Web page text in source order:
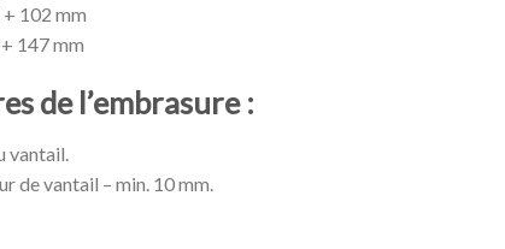
102 mm
147 mm
de l’embrasure :
vantail.
de vantail – min. 10 mm.